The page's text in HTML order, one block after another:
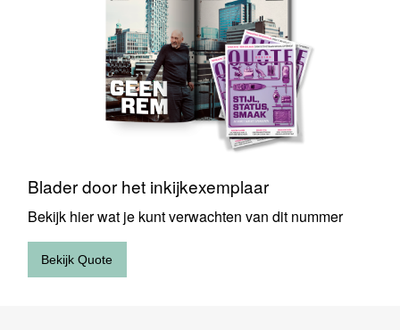
inkijkexemplaar
Blader door het inkijkexemplaar
Bekijk hier wat je kunt verwachten van dit nummer
Bekijk Quote